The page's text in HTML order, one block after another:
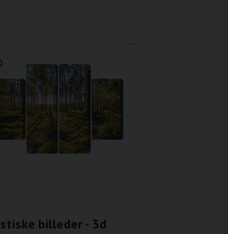
billeder - 3d